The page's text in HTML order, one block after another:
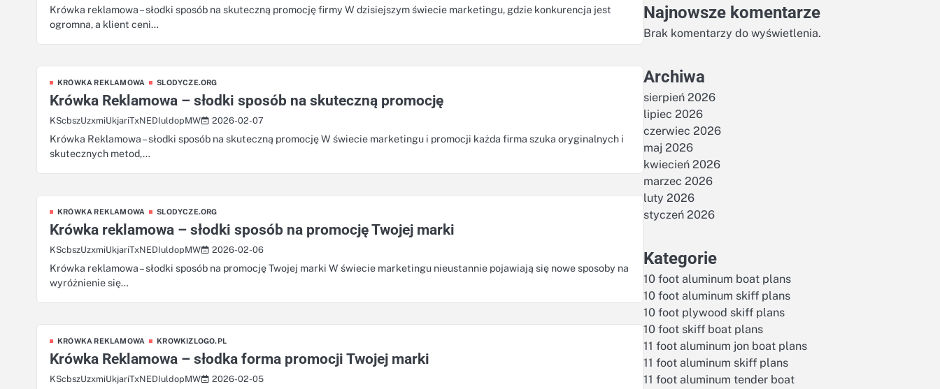
Krówka reklamowa – słodki sposób na skuteczną promocję firmy W dzisiejszym świecie marketingu, gdzie konkurencja jest
ogromna, a klient ceni…
KRÓWKA REKLAMOWA SLODYCZE.ORG
Krówka Reklamowa – słodki sposób na skuteczną promocję
KScbszUzxmiUkjariTxNEDIuldopMW 2026-02-07
Krówka Reklamowa – słodki sposób na skuteczną promocję W świecie marketingu i promocji każda firma szuka oryginalnych i
skutecznych metod,…
KRÓWKA REKLAMOWA SLODYCZE.ORG
Krówka reklamowa – słodki sposób na promocję Twojej marki
KScbszUzxmiUkjariTxNEDIuldopMW 2026-02-06
Krówka reklamowa – słodki sposób na promocję Twojej marki W świecie marketingu nieustannie pojawiają się nowe sposoby na
wyróżnienie się…
KRÓWKA REKLAMOWA KROWKIZLOGO.PL
Krówka Reklamowa – słodka forma promocji Twojej marki
KScbszUzxmiUkjariTxNEDIuldopMW 2026-02-05
Najnowsze komentarze
Brak komentarzy do wyświetlenia.
Archiwa
sierpień 2026
lipiec 2026
czerwiec 2026
maj 2026
kwiecień 2026
marzec 2026
luty 2026
styczeń 2026
Kategorie
10 foot aluminum boat plans
10 foot aluminum skiff plans
10 foot plywood skiff plans
10 foot skiff boat plans
11 foot aluminum jon boat plans
11 foot aluminum skiff plans
11 foot aluminum tender boat